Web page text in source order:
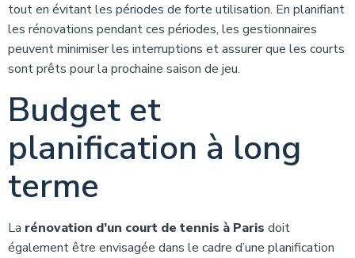
tout en évitant les périodes de forte utilisation. En planifiant
les rénovations pendant ces périodes, les gestionnaires
peuvent minimiser les interruptions et assurer que les courts
sont prêts pour la prochaine saison de jeu.
Budget et
planification à long
terme
La rénovation d’un court de tennis à Paris doit
également être envisagée dans le cadre d’une planification